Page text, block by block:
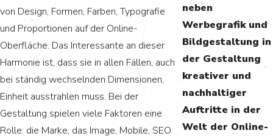
von Design, Formen, Farben, Typografie
und Proportionen auf der Online-
Oberfläche. Das Interessante an dieser
Harmonie ist, dass sie in allen Fällen, auch
bei ständig wechselnden Dimensionen,
Einheit ausstrahlen muss. Bei der
Gestaltung spielen viele Faktoren eine
Rolle: die Marke, das Image, Mobile, SEO
neben
Werbegrafik und
Bildgestaltung in
der Gestaltung
kreativer und
nachhaltiger
Auftritte in der
Welt der Online-